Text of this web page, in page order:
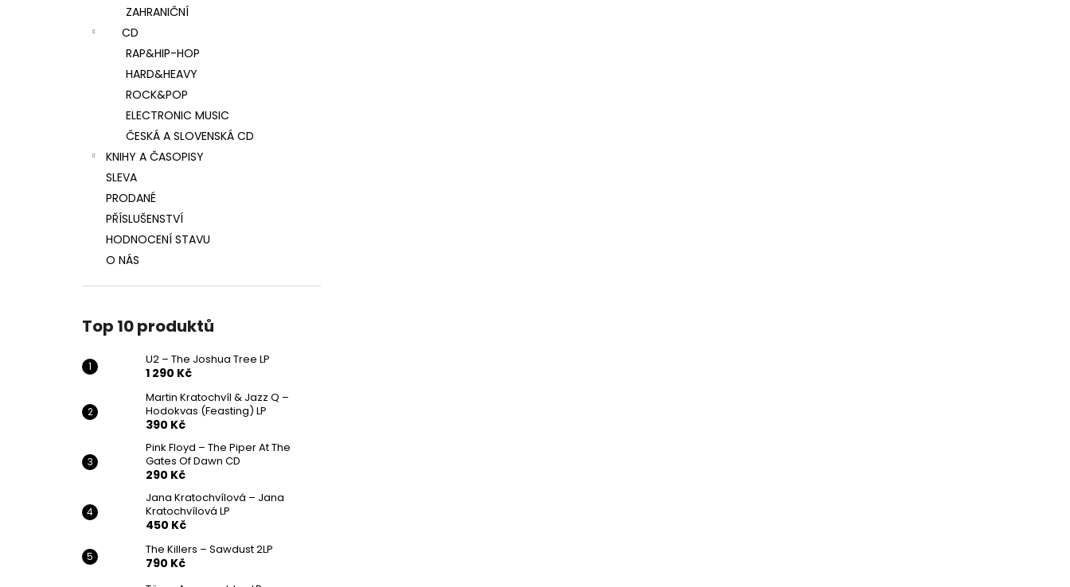
ZAHRANIČNÍ
CD
RAP&HIP-HOP
HARD&HEAVY
ROCK&POP
ELECTRONIC MUSIC
ČESKÁ A SLOVENSKÁ CD
KNIHY A ČASOPISY
SLEVA
PRODANÉ
PŘÍSLUŠENSTVÍ
HODNOCENÍ STAVU
O NÁS
Top 10 produktů
U2 – The Joshua Tree LP
1 290 Kč
Martin Kratochvíl & Jazz Q ‎–
Hodokvas (Feasting) LP
390 Kč
Pink Floyd – The Piper At The
Gates Of Dawn CD
290 Kč
Jana Kratochvílová – Jana
Kratochvílová LP
450 Kč
The Killers – Sawdust 2LP
790 Kč